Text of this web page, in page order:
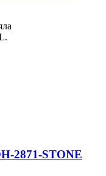
2871-STONE